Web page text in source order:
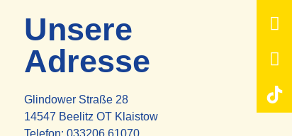
Unsere
Adresse
Glindower Straße 28
14547 Beelitz OT Klaistow
Telefon: 033206 61070